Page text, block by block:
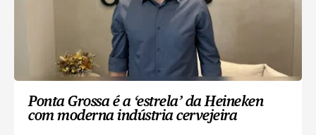
Ponta Grossa é a ‘estrela’ da Heineken
com moderna indústria cervejeira